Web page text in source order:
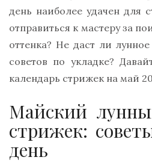
день наиболее удачен для
отправиться к мастеру за
оттенка? Не даст ли
советов по укладке?
календарь стрижек на май
Майский
стрижек:
день